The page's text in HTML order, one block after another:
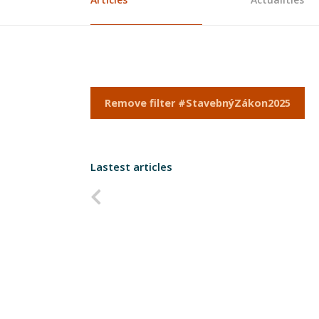
Remove filter #StavebnýZákon2025
Lastest articles